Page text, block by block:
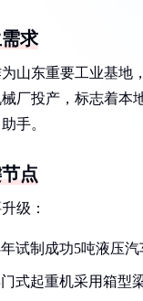
求
为山东重要工业基
厂投产，标志着本
手。
点
级：
年试制成功5吨液压
式起重机采用箱型